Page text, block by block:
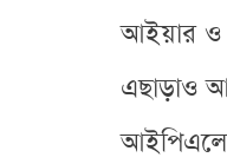
আইয়ার ও
এছাড়াও
আইপিএলে